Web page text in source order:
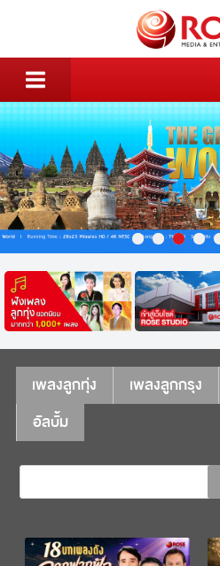
เพลงลูกทุ่ง เพลงลูกกรุง
อัลบั้ม